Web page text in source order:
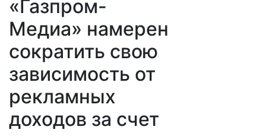
«Газпром-
Медиа» намерен
сократить свою
зависимость от
рекламных
доходов за счет